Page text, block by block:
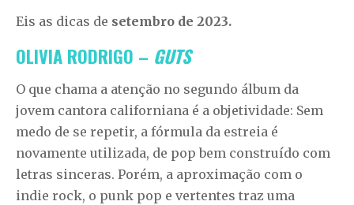
Eis as dicas de setembro de 2023.
OLIVIA RODRIGO – GUTS
O que chama a atenção no segundo álbum da
jovem cantora californiana é a objetividade: Sem
medo de se repetir, a fórmula da estreia é
novamente utilizada, de pop bem construído com
letras sinceras. Porém, a aproximação com o
indie rock, o punk pop e vertentes traz uma